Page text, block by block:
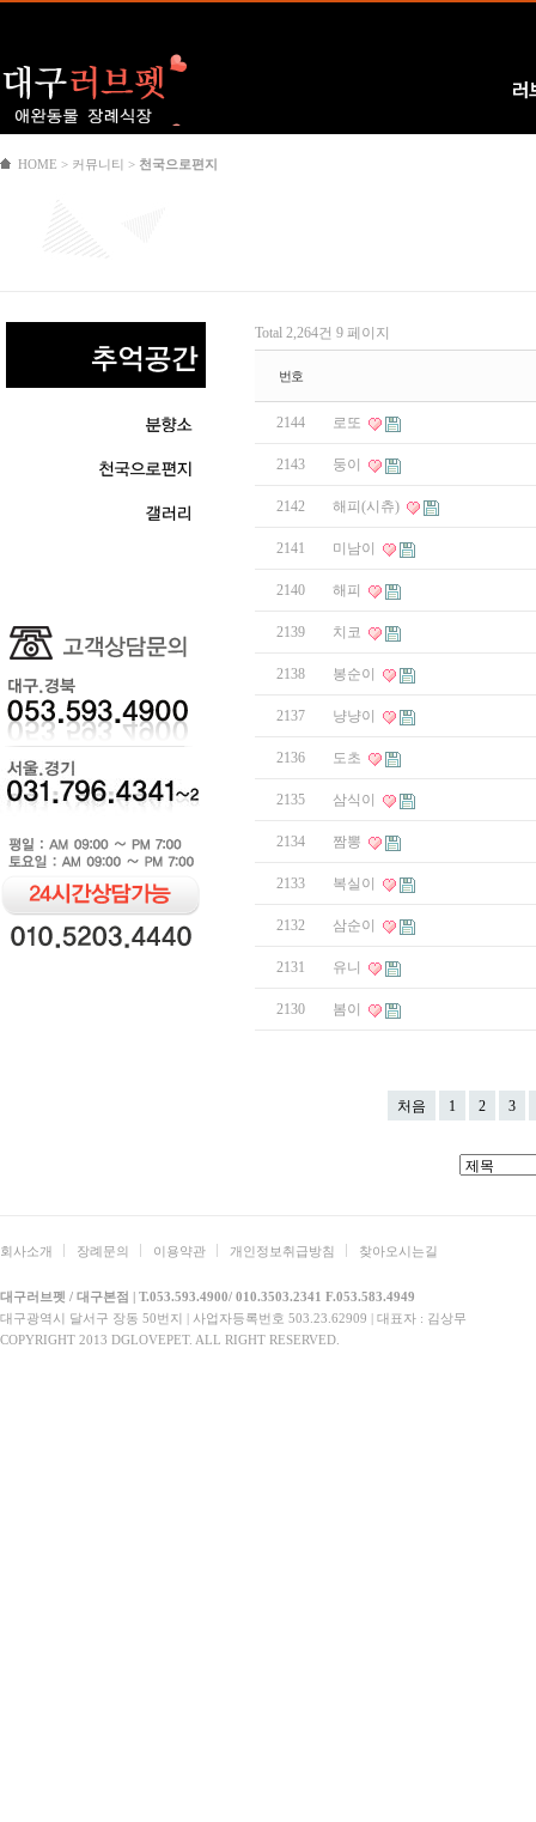
Logo
러
HOME > 커뮤니티 > 천국으로편지
Total 2,264건 9 페이지
번호
2144 로또
2143 둥이
2142 해피(시츄)
2141 미남이
2140 해피
2139 치코
2138 봉순이
2137 냥냥이
2136 도초
2135 삼식이
2134 짬뽕
2133 복실이
2132 삼순이
2131 유니
2130 봄이
처음 1 2 3
회사소개 장례문의 이용약관 개인정보취급방침 찾아오시는길
대구러브펫 / 대구본점 | T.053.593.4900/ 010.3503.2341 F.053.583.4949
대구광역시 달서구 장동 50번지 | 사업자등록번호 503.23.62909 | 대표자 : 김상무
COPYRIGHT 2013 DGLOVEPET. ALL RIGHT RESERVED.